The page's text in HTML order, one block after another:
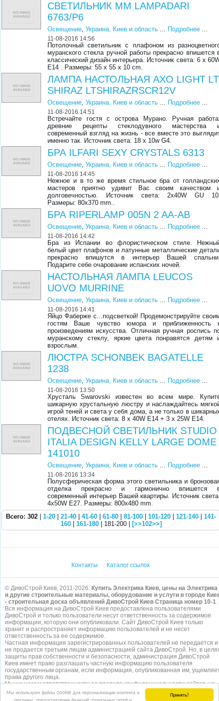
Принять!
Мы используем файлы cookie для персонализации контента и
рекламы, предоставления функций социальных сетей и
СВЕТИЛЬНИК MM LAMPADARI
6763/P6
Освещение,Украина, Киев и область ... Подробнее ...
11-08-2016 14:56
Потолочный светильник с плафоном из
муранского стекла ручной работы прекрасно впишется
классический дизайн интерьера. Источник света: 6 x
E14 . Размеры: 55 x 55 x 10 cm.
ЛАМПА НАСТОЛЬНАЯ AXO LIGHT LT
SHIRAZ LTSHIRAZRSCR12V
Освещение,Украина, Киев и область ... Подробнее ...
11-08-2016 14:51
Встречайте гостя с острова Мурано. Ручная
древние рецепты стеклодувного мастерства
современный взгляд на жизнь - все вместе это
именно так. Источник света: 18 x 10w G4.
БРА ILFARI SEXY CRYSTALS 6313
Освещение,Украина, Киев и область ... Подробнее ...
11-08-2016 14:45
Нежное и в то же время стильное бра от
мастеров приятно удивит Вас своим качеством
долговечностью. Источник света: 2x40W GU
Размеры: 80x370 mm..
БРА RIPERLAMP 005N 2 AA-AB
Освещение,Украина, Киев и область ... Подробнее ...
11-08-2016 14:42
Бра из Испании во флористическом стиле.
белый цвет плафонов и латунные металлические
прекрасно впишутся в интерьер Вашей
Подарите себе очарование испанских ночей.
НАСТОЛЬНАЯ ЛАМПА LEUCOS
UOVO MURRINE
Освещение,Украина, Киев и область ... Подробнее ...
11-08-2016 14:41
Яйцо Фаберже с...подсветкой! Продемонстрируйте
гостям Ваше чувство юмора и приближенность
произведениям искусства. Отличная ручная роспись
муранскому стеклу, яркие цвета понравятся детям
взрослым.
ЛЮСТРА SCHONBEK BAGATELLE
1238
Освещение,Украина, Киев и область ... Подробнее ...
11-08-2016 13:50
Хрусталь Swarovski известен во всем мире.
шикарную хрустальную люстру и наслаждайтесь
игрой теней и света у себя дома, а не только в
отелях. Источник света: 8 x 40W E14 + 3 x 25W E14.
ПОДВЕСНОЙ СВЕТИЛЬНИК STUDIO
ITALIA DESIGN KELLY LARGE DOME
141010
Освещение,Украина, Киев и область ... Подробнее ...
11-08-2016 13:34
Полусферическая форма этого светильника и
отделка прекрасно и гармонично впишется
современный интерьер Вашей квартиры. Источник
4x50W E27. Размеры: 800x480 mm.
Всего: 302
1-20 21-40 41-60 61-80 81-100 101-120 121-140
141-
160| 161-180| 181-200 | [>>102>>]
Контакты Каталог ссылок
© ДивоСтрой Киев, 2011-2026. Купить Электрика Киев, цены на Электрика
и другие строительные материалы, оборудование и услуги в городе
- строительная доска объявлений ДивоСтрой Киев Страница номер 10-1.
Вся информация на ДивоСтрой Киев предоставлена пользователями
ДивоСтрой и только пользователи несут ответственность за содержимое
информации, которую они опубликовали. Сайт ДивоСтрой Киев только
хранит и распространяет информацию пользователей и не несет
ответственность за ее содержимое.
Частная информация зарегистрированных пользователей не передается и
не продается третьим лицам администрацией сайта ДивоСтрой. Но, в
защиты прав собственности и безопасности, администрация ДивоСтрой
Киев имеет право разглашать частную информацию пользователя
государственным органам, если информация, опубликованная им,
права другого лица.
Мы не несем ответственности за правила конфиденциальности сайтов, на
которые ссылается ДивоСтрой. На некоторых страницах нашего
представлена реклама Google Adsense Advertising Network. Чтобы узнать